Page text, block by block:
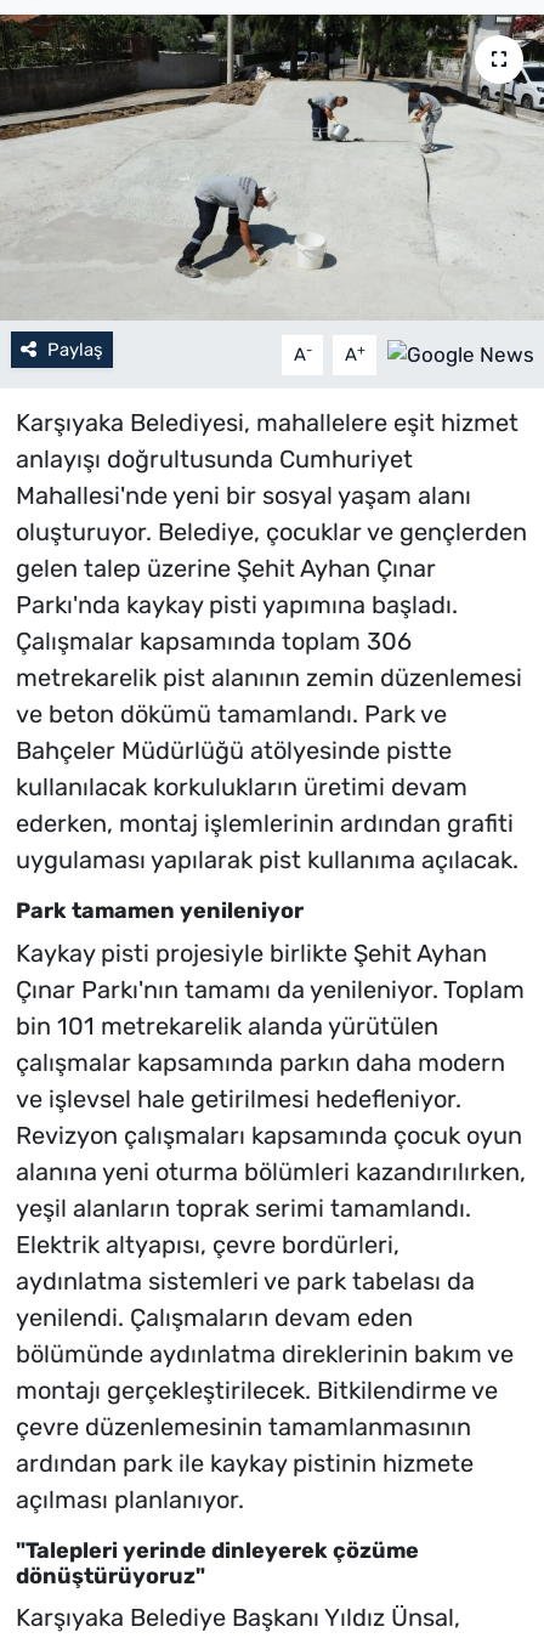
Paylaş A- A+
Karşıyaka Belediyesi, mahallelere eşit hizmet
anlayışı doğrultusunda Cumhuriyet
Mahallesi'nde yeni bir sosyal yaşam alanı
oluşturuyor. Belediye, çocuklar ve gençlerden
gelen talep üzerine Şehit Ayhan Çınar
Parkı'nda kaykay pisti yapımına başladı.
Çalışmalar kapsamında toplam 306
metrekarelik pist alanının zemin düzenlemesi
ve beton dökümü tamamlandı. Park ve
Bahçeler Müdürlüğü atölyesinde pistte
kullanılacak korkulukların üretimi devam
ederken, montaj işlemlerinin ardından grafiti
uygulaması yapılarak pist kullanıma açılacak.
Park tamamen yenileniyor
Kaykay pisti projesiyle birlikte Şehit Ayhan
Çınar Parkı'nın tamamı da yenileniyor. Toplam
bin 101 metrekarelik alanda yürütülen
çalışmalar kapsamında parkın daha modern
ve işlevsel hale getirilmesi hedefleniyor.
Revizyon çalışmaları kapsamında çocuk oyun
alanına yeni oturma bölümleri kazandırılırken,
yeşil alanların toprak serimi tamamlandı.
Elektrik altyapısı, çevre bordürleri,
aydınlatma sistemleri ve park tabelası da
yenilendi. Çalışmaların devam eden
bölümünde aydınlatma direklerinin bakım ve
montajı gerçekleştirilecek. Bitkilendirme ve
çevre düzenlemesinin tamamlanmasının
ardından park ile kaykay pistinin hizmete
açılması planlanıyor.
"Talepleri yerinde dinleyerek çözüme
dönüştürüyoruz"
Karşıyaka Belediye Başkanı Yıldız Ünsal,